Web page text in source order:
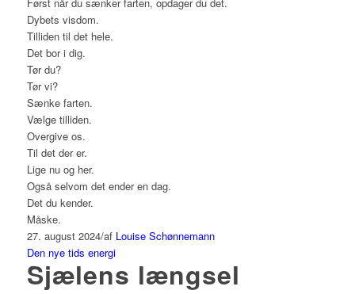
Dybets visdom.
Tilliden til det hele.
Det bor i dig.
Tør du?
Tør vi?
Sænke farten.
Vælge tilliden.
Overgive os.
Til det der er.
Lige nu og her.
Også selvom det ender en dag.
Det du kender.
Måske.
27. august 2024/af Louise Schønnemann
Den nye tids energi
Sjælens længsel